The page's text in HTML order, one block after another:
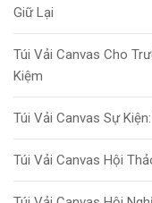
Giữ Lại
Túi Vải Canvas Cho
Kiệm
Túi Vải Canvas Sự
Túi Vải Canvas Hội